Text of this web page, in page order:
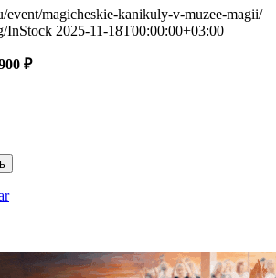
event/magicheskie-kanikuly-v-muzee-magii/
InStock 2025-11-18T00:00:00+03:00
₽